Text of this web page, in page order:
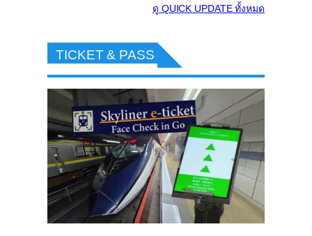
ดู QUICK UPDATEทั้งหมด
TICKET & PASS